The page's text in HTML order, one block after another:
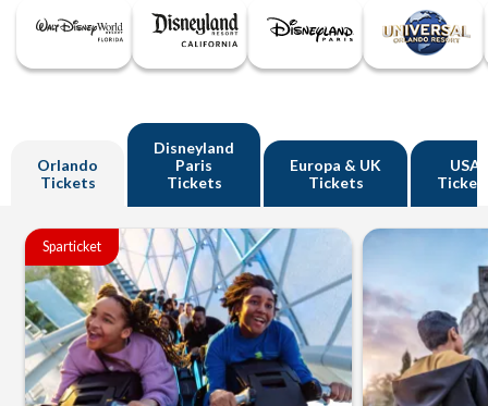
Orlando
Tickets
Disneyland
Paris
Tickets
Europa & UK
Tickets
USA
Sparticket